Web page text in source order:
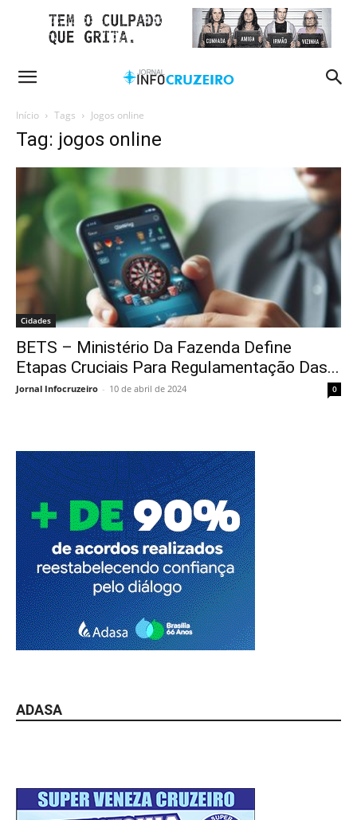
Início Tags Jogos online
Tag: jogos online
Cidades
BETS – Ministério Da Fazenda Define
Etapas Cruciais Para Regulamentação Das...
Jornal Infocruzeiro - 10 de abril de 2024 0
ADASA